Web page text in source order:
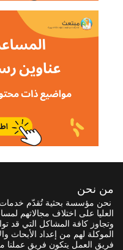
من نحن
نحن مؤسسة بحثية تُقدّم خدمات
العليا على اختلاف مجالاتهم
وتجاوز كافة المشاكل التي قد
الموكلة لهم من إعداد الأبحاث
فريق العمل يتكون فريق عملنا